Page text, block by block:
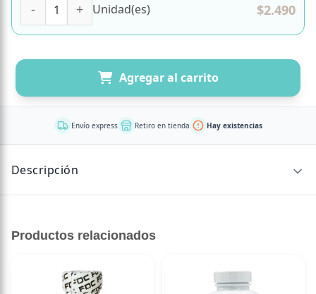
Unidad(es) $2.490
Agregar al carrito
Envío express Retiro en tienda Hay existencias
Descripción
Azúcar cero.
Productos relacionados